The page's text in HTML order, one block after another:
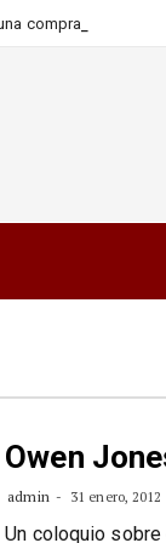
compra más
Owen
admin 31 enero, 2012
Un coloquio